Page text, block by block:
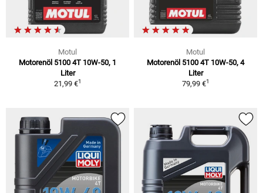
Motul
Motorenöl 5100 4T 10W-50, 1
Liter
21,99 €1
Motul
Motorenöl 5100 4T 10W-50, 4
Liter
79,99 €1